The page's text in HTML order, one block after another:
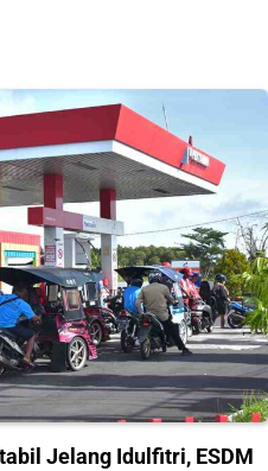
Jelang Idulfitri, ESDM